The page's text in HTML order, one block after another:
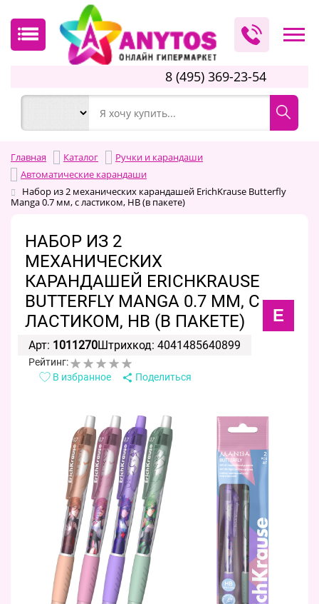
8 (495) 369-23-54
Главная Каталог
Ручки и карандаши
Автоматические карандаши
Набор из 2 механических карандашей ErichKrause Butterfly
Manga 0.7 мм, с ластиком, НВ (в пакете)
НАБОР ИЗ 2
МЕХАНИЧЕСКИХ
КАРАНДАШЕЙ ERICHKRAUSE
BUTTERFLY MANGA 0.7 ММ, С
ЛАСТИКОМ, НВ (В ПАКЕТЕ)
E
Арт: 1011270Штрихкод: 4041485640899
Рейтинг:
В избранное
Поделиться